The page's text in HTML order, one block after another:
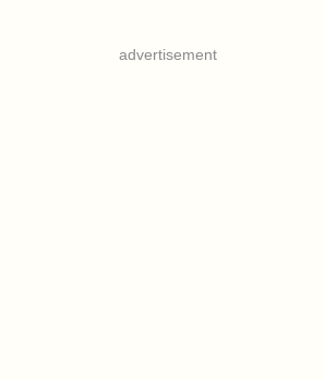
advertisement